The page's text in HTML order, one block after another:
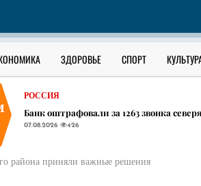
ЗДОРОВЬЕ СПОРТ
07.08.2026 391
РОССИЯ
Банк оштрафовали за 1263 звонка
07.08.2026 426
07.08.2026
района приняли важные решения